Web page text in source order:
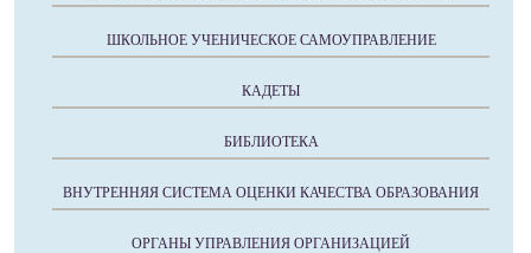
ШКОЛЬНОЕ УЧЕНИЧЕСКОЕ САМОУПРАВЛЕНИЕ
КАДЕТЫ
БИБЛИОТЕКА
ВНУТРЕННЯЯ СИСТЕМА ОЦЕНКИ КАЧЕСТВА ОБРАЗОВАНИЯ
ОРГАНЫ УПРАВЛЕНИЯ ОРГАНИЗАЦИЕЙ